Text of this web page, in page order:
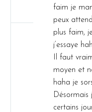
faim je
peux
plus faim,
j’essaye
Il faut
moyen et
haha je
Désormais
certains